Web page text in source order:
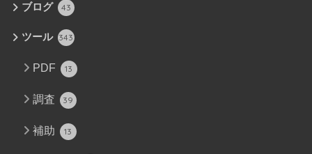
ブログ 43
ツール 343
PDF 13
調査 39
補助 13